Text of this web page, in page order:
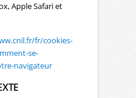
Apple Safari et
fr/cookies-
se-
navigateur